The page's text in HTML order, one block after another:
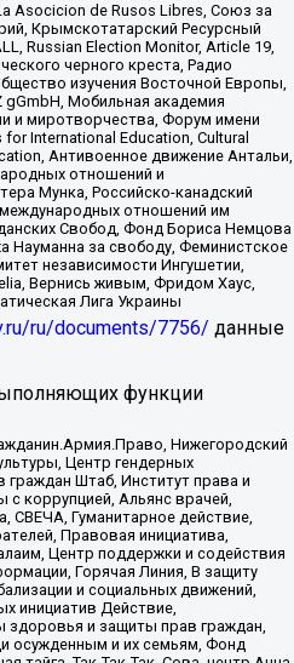
Asocicion de Rusos Libres, Союз за
Крымскотатарский Ресурсный
Russian Election Monitor, Article 19,
черного креста, Радио
изучения Восточной Европы,
Мобильная академия
и миротворчества, Форум имени
International Education, Cultural
Антивоенное движение Антальи,
отношений и
Мунка, Российско-канадский
отношений им
Свобод, Фонд Бориса Немцова
Науманна за свободу, Феминистское
независимости Ингушетии,
Вернись живым, Фридом Хаус,
Лига Украины
ru/documents/7756/ данные
функции
Нижегородский
Центр гендерных
Штаб, Институт права и
с коррупцией, Альянс врачей,
Гуманитарное действие,
Правовая инициатива,
Центр поддержки и содействия
Горячая Линия, В защиту
и социальных движений,
инициатив Действие,
и защиты прав граждан,
осужденным и их семьям, Фонд